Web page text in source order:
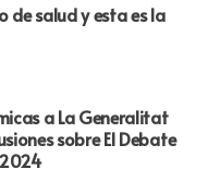
de salud y esta es la
a La Generalitat
sobre El Debate